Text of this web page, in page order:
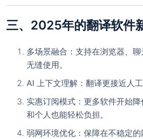
三、2025年的翻译软件
多场景融合 ：支持在浏览器、
无缝使用。
AI 上下文理解 ：翻译更接近人
实惠订阅模式 ：更多软件开始
和个人也能轻松负担。
弱网环境优化 ：保障在不稳定